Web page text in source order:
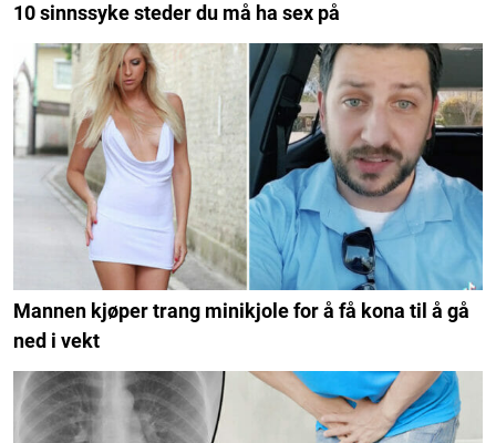
10 sinnssyke steder du må ha sex på
Mannen kjøper trang minikjole for å få kona til å gå
ned i vekt